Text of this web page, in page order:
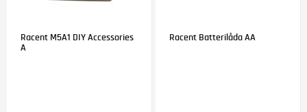
Racent M5A1 DIY Accessories
A
Racent Batterilåda AA